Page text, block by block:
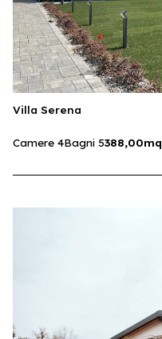
Villa Serena
Camere 4Bagni 5388,00mq